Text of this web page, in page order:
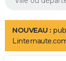
Aménagement
LIFESTYLE
Art de vivre
Bien-être
Loisirs
Mode
Modes de vie
NOUVEAU :